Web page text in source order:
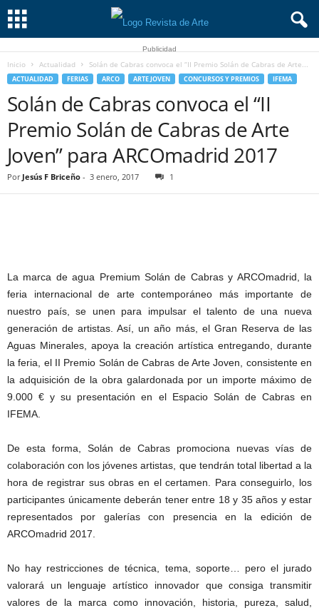
Publicidad
Inicio Actualidad Solán de Cabras convoca el “II Premio Solán de Cabras de Arte...
ACTUALIDAD FERIAS ARCO ARTE JOVEN CONCURSOS Y PREMIOS IFEMA
Solán de Cabras convoca el “II
Premio Solán de Cabras de Arte
Joven” para ARCOmadrid 2017
Por Jesús F Briceño - 3 enero, 2017 1
La marca de agua Premium Solán de Cabras y ARCOmadrid, la
feria internacional de arte contemporáneo más importante de
nuestro país, se unen para impulsar el talento de una nueva
generación de artistas. Así, un año más, el Gran Reserva de las
Aguas Minerales, apoya la creación artística entregando, durante
la feria, el II Premio Solán de Cabras de Arte Joven, consistente en
la adquisición de la obra galardonada por un importe máximo de
9.000 € y su presentación en el Espacio Solán de Cabras en
IFEMA.
De esta forma, Solán de Cabras promociona nuevas vías de
colaboración con los jóvenes artistas, que tendrán total libertad a la
hora de registrar sus obras en el certamen. Para conseguirlo, los
participantes únicamente deberán tener entre 18 y 35 años y estar
representados por galerías con presencia en la edición de
ARCOmadrid 2017.
No hay restricciones de técnica, tema, soporte… pero el jurado
valorará un lenguaje artístico innovador que consiga transmitir
valores de la marca como innovación, historia, pureza, salud,